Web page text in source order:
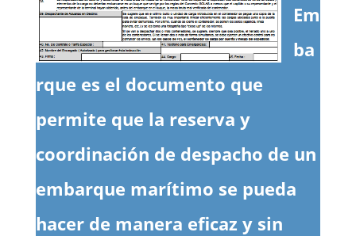
Em
ba
rque es el documento que
permite que la reserva y
coordinación de despacho de un
embarque marítimo se pueda
hacer de manera eficaz y sin